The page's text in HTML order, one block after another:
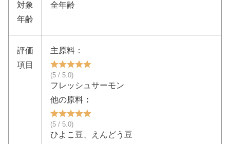
対象
年齢
全年齢
評価
項目
主原料：
(5 / 5.0)
フレッシュサーモン
他の原料 ：
(5 / 5.0)
ひよこ豆、えんどう豆